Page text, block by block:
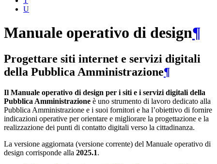
U
Manuale operativo di design¶
Progettare siti internet e servizi digitali
della Pubblica Amministrazione¶
Il Manuale operativo di design per i siti e i servizi digitali della
Pubblica Amministrazione è uno strumento di lavoro dedicato alla
Pubblica Amministrazione e i suoi fornitori e ha l’obiettivo di fornire
indicazioni operative per orientare e migliorare la progettazione e la
realizzazione dei punti di contatto digitali verso la cittadinanza.
La versione aggiornata (versione corrente) del Manuale operativo di
design corrisponde alla 2025.1.